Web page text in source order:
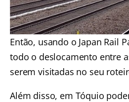
Então, usando o Japan Rail
todo o deslocamento entre
serem visitadas no seu
Além disso, em Tóquio